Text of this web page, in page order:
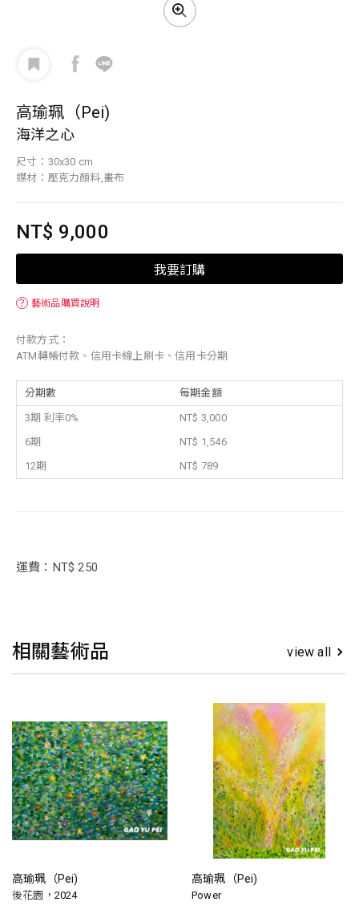
高瑜珮（Pei)
海洋之心
尺寸：30x30 cm
媒材：壓克力顏料,畫布
NT$ 9,000
我要訂購
？ 藝術品購買說明
付款方式：
ATM轉帳付款、信用卡線上刷卡、信用卡分期
分期數 每期金額
3期 利率0%
NT$ 3,000
6期
NT$ 1,546
12期
NT$ 789
運費：NT$ 250
相關藝術品 view all
高瑜珮（Pei)
後花園，2024
高瑜珮（Pei)
Power